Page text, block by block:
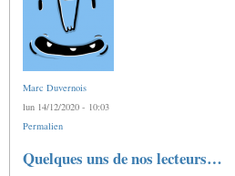
Marc Duvernois
lun 14/12/2020 - 10:03
Permalien
Quelques uns de nos lecteurs…